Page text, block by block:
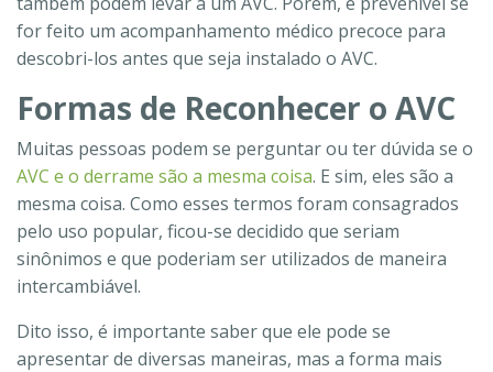
for feito um acompanhamento médico precoce para
descobri-los antes que seja instalado o AVC.
Formas de Reconhecer o AVC
Muitas pessoas podem se perguntar ou ter dúvida se o
AVC e o derrame são a mesma coisa. E sim, eles são a
mesma coisa. Como esses termos foram consagrados
pelo uso popular, ficou-se decidido que seriam
sinônimos e que poderiam ser utilizados de maneira
intercambiável.
Dito isso, é importante saber que ele pode se
apresentar de diversas maneiras, mas a forma mais